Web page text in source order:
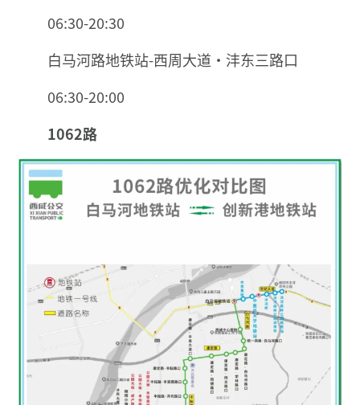
06:30-20:30
白马河路地铁站-西周大道·沣东三路口
06:30-20:00
1062路